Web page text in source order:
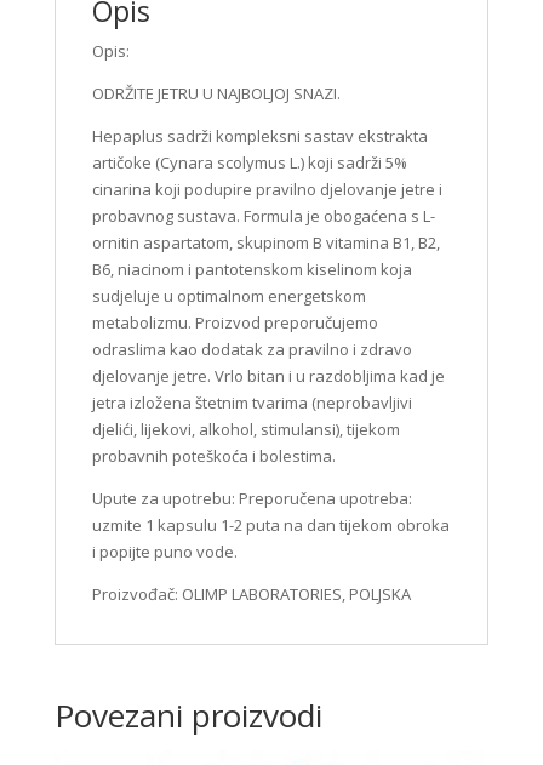
Opis
Opis:
ODRŽITE JETRU U NAJBOLJOJ SNAZI.
Hepaplus sadrži kompleksni sastav ekstrakta
artičoke (Cynara scolymus L.) koji sadrži 5%
cinarina koji podupire pravilno djelovanje jetre i
probavnog sustava. Formula je obogaćena s L-
ornitin aspartatom, skupinom B vitamina B1, B2,
B6, niacinom i pantotenskom kiselinom koja
sudjeluje u optimalnom energetskom
metabolizmu. Proizvod preporučujemo
odraslima kao dodatak za pravilno i zdravo
djelovanje jetre. Vrlo bitan i u razdobljima kad je
jetra izložena štetnim tvarima (neprobavljivi
djelići, lijekovi, alkohol, stimulansi), tijekom
probavnih poteškoća i bolestima.
Upute za upotrebu: Preporučena upotreba:
uzmite 1 kapsulu 1-2 puta na dan tijekom obroka
i popijte puno vode.
Proizvođač: OLIMP LABORATORIES, POLJSKA
Povezani proizvodi